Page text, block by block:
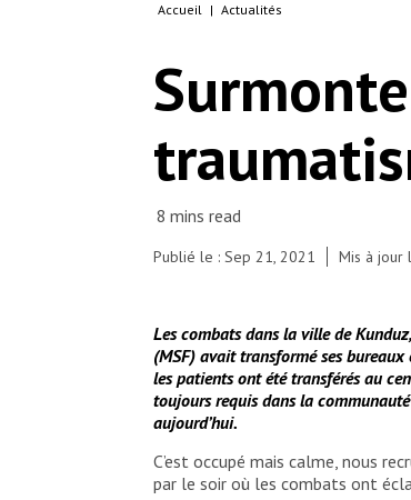
On 6 July MSF set up a temporary clinic for people
The clinic team carried out over 3,400
consultations during the first 12 days. The project
is run by a nine-person team, including doctors,
© Prue Coakley/MSF
Accueil | Actualités
Publié le : Sep 21, 2021 Mis à jour
Les combats dans la ville de
(MSF) avait transformé ses
les patients ont été transférés au
toujours requis dans la
aujourd’hui.
C’est occupé mais calme, nous
par le soir où les combats ont